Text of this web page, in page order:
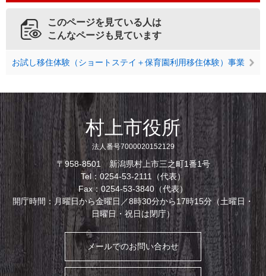
このページを見ている人は
こんなページも見ています
お試し移住体験（ショートステイ＋保育園利用移住体験）事業
村上市役所
法人番号7000020152129
〒958-8501 新潟県村上市三之町1番1号
Tel：0254-53-2111（代表）
Fax：0254-53-3840（代表）
開庁時間：月曜日から金曜日／8時30分から17時15分（土曜日・
日曜日・祝日は閉庁）
メールでのお問い合わせ